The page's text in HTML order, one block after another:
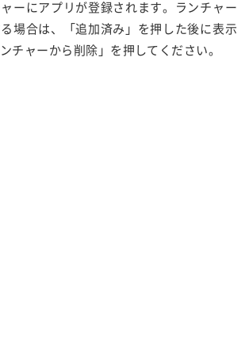
ーにアプリが登録されます。ランチャー
場合は、「追加済み」を押した後に表示
チャーから削除」を押してください。